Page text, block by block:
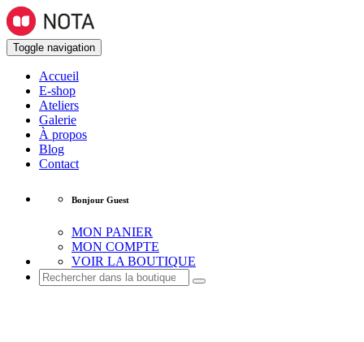
Toggle navigation
Accueil
E-shop
Ateliers
Galerie
À propos
Blog
Contact
Bonjour Guest
MON PANIER
MON COMPTE
VOIR LA BOUTIQUE